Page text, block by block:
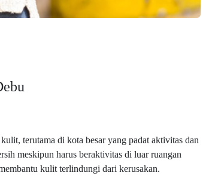
terutama di kota besar yang padat aktivitas dan
meskipun harus beraktivitas di luar ruangan
kulit terlindungi dari kerusakan.